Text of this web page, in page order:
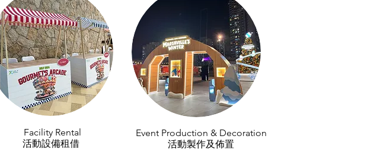
Facility Rental
活動設備租借
Event Production & Decoration
活動製作及佈置